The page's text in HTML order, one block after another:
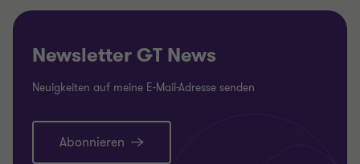
Newsletter GT News
Neuigkeiten auf meine E-Mail-Adresse senden
Abonnieren